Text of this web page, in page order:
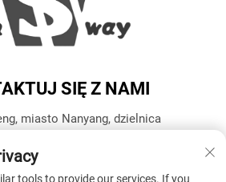
SIĘ Z NAMI
miasto Nanyang, dzielnica
tools to provide our services. If you